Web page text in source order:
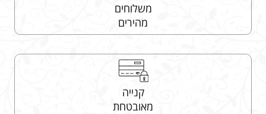
משלוחים
מהירים
קנייה
מאובטחת